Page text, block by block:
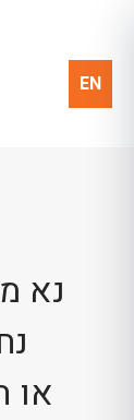
EN
נא
או